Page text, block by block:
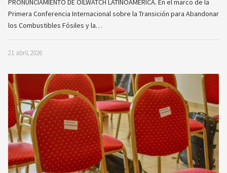
PRONUNCIAMIENTO DE OILWATCH LATINOAMÉRICA. En el marco de la
Primera Conferencia Internacional sobre la Transición para Abandonar
los Combustibles Fósiles y la…
21 abril, 2026